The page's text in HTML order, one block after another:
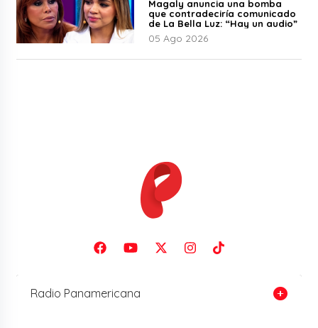
Magaly anuncia una bomba
que contradeciría comunicado
de La Bella Luz: “Hay un audio”
05 Ago 2026
Radio Panamericana